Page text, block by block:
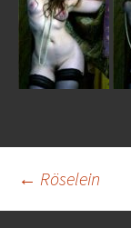
← Röselein